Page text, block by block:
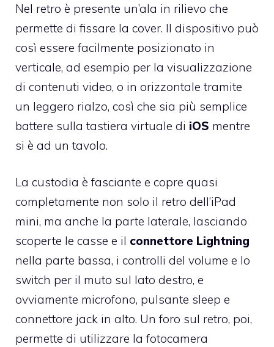
Nel retro è presente un’ala in rilievo che
permette di fissare la cover. Il dispositivo può
così essere facilmente posizionato in
verticale, ad esempio per la visualizzazione
di contenuti video, o in orizzontale tramite
un leggero rialzo, così che sia più semplice
battere sulla tastiera virtuale di iOS mentre
si è ad un tavolo.
La custodia è fasciante e copre quasi
completamente non solo il retro dell’iPad
mini, ma anche la parte laterale, lasciando
scoperte le casse e il connettore Lightning
nella parte bassa, i controlli del volume e lo
switch per il muto sul lato destro, e
ovviamente microfono, pulsante sleep e
connettore jack in alto. Un foro sul retro, poi,
permette di utilizzare la fotocamera